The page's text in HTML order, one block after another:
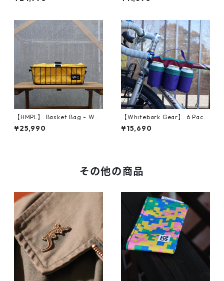
【HMPL】 Basket Bag - Wal
d 137 (Golden Daze)
¥25,990
【Whitebark Gear】 6 Pack
Bike Bag（Jewel）
¥15,690
その他の商品